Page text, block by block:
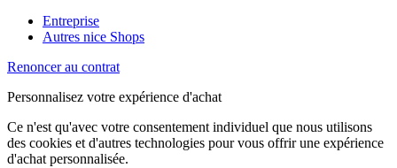
Entreprise
Autres nice Shops
Renoncer au contrat
Personnalisez votre expérience d'achat
Ce n'est qu'avec votre consentement individuel que nous utilisons
des cookies et d'autres technologies pour vous offrir une expérience
d'achat personnalisée.